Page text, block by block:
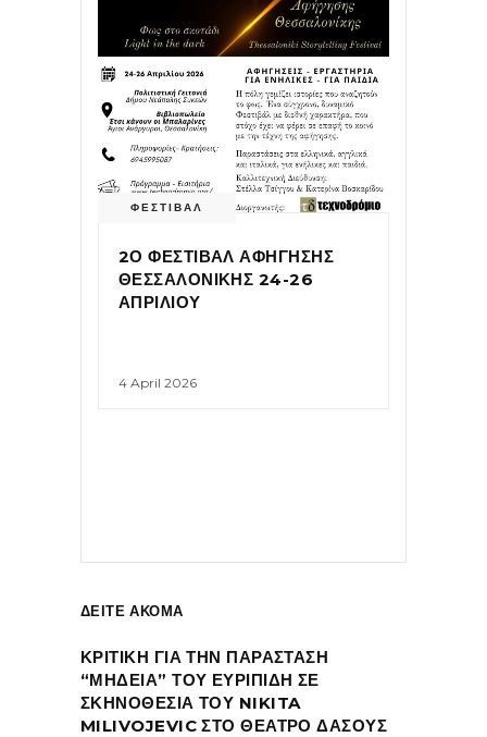
ΦΕΣΤΙΒΑΛ
2Ο ΦΕΣΤΙΒΑΛ ΑΦΗΓΗΣΗΣ
ΘΕΣΣΑΛΟΝΙΚΗΣ 24-26
ΑΠΡΙΛΙΟΥ
4 April 2026
ΔΕΙΤΕ ΑΚΟΜΑ
ΚΡΙΤΙΚΗ ΓΙΑ ΤΗΝ ΠΑΡΑΣΤΑΣΗ
“ΜΗΔΕΙΑ” ΤΟΥ ΕΥΡΙΠΙΔΗ ΣΕ
ΣΚΗΝΟΘΕΣΙΑ ΤΟΥ NIKITA
MILIVOJEVIC ΣΤΟ ΘΕΑΤΡΟ ΔΑΣΟΥΣ